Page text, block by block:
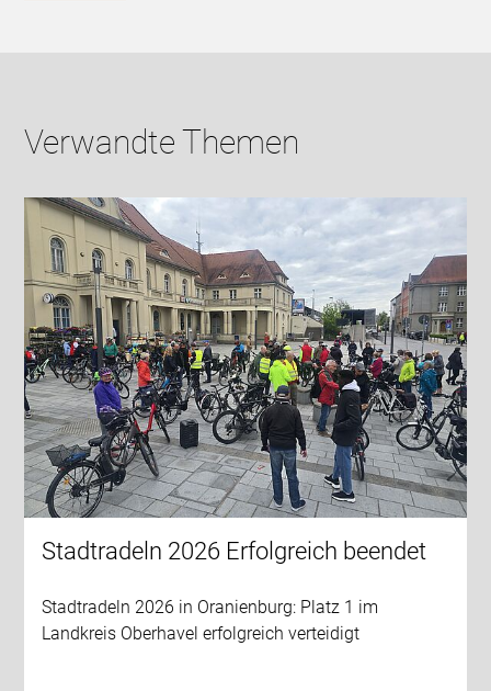
Verwandte Themen
Stadtradeln 2026 Erfolgreich beendet
Stadtradeln 2026 in Oranienburg: Platz 1 im
Landkreis Oberhavel erfolgreich verteidigt